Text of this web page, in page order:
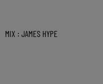
MIX : JAMES HYPE